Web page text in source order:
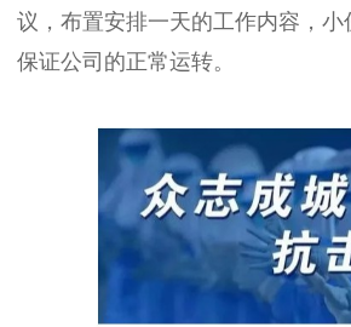
议，布置安排一天的工作内容，小
保证公司的正常运转。